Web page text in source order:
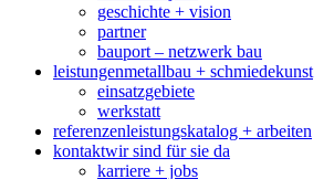
geschichte + vision
partner
bauport – netzwerk bau
leistungenmetallbau + schmiedekunst
einsatzgebiete
werkstatt
referenzenleistungskatalog + arbeiten
kontaktwir sind für sie da
karriere + jobs